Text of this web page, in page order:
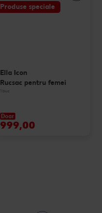
Produse speciale
Ella Icon
Rucsac pentru femei
1 buc
Doar
999,00